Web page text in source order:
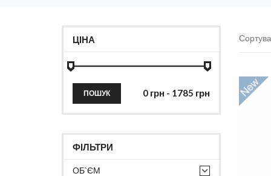
ЦІНА
ПОШУК
ФІЛЬТРИ
ОБ`ЄМ